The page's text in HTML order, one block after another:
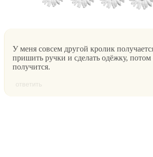
У меня совсем другой кролик
пришить ручки и сделать одёжку,
получится.
ответить